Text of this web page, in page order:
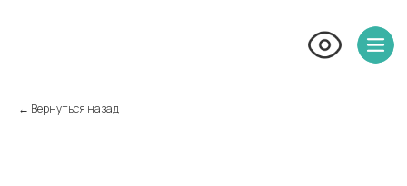
← Вернуться назад